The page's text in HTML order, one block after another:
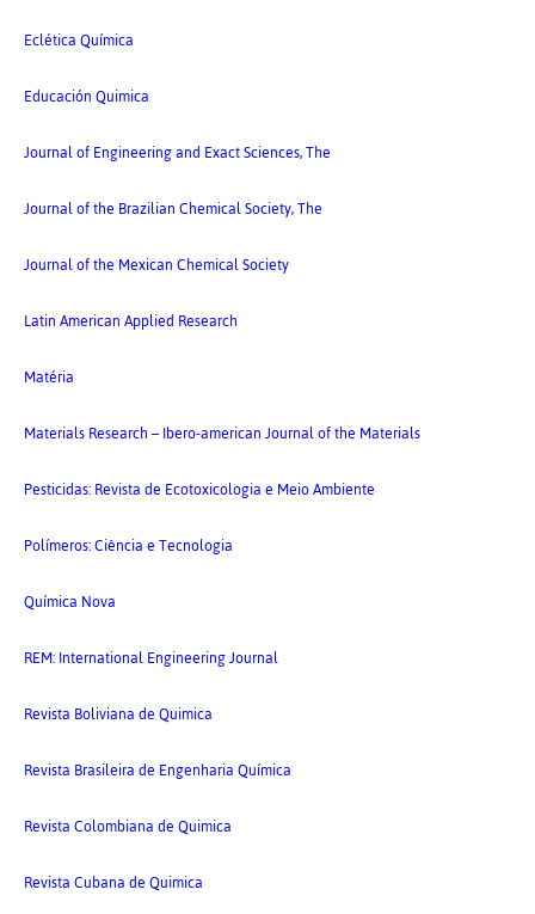
Eclética Química
Educación Quimica
Journal of Engineering and Exact Sciences, The
Journal of the Brazilian Chemical Society, The
Journal of the Mexican Chemical Society
Latin American Applied Research
Matéria
Materials Research – Ibero-american Journal of the Materials
Pesticidas: Revista de Ecotoxicologia e Meio Ambiente
Polímeros: Ciência e Tecnologia
Química Nova
REM: International Engineering Journal
Revista Boliviana de Quimica
Revista Brasileira de Engenharia Química
Revista Colombiana de Quimica
Revista Cubana de Quimica